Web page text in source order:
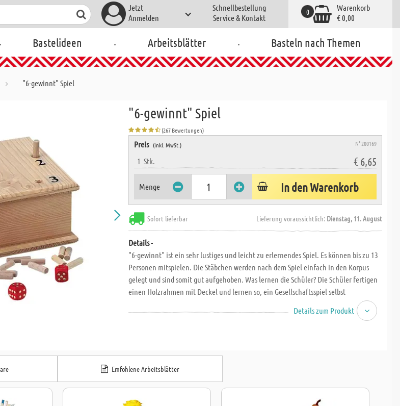
Jetzt
Anmelden
Schnellbestellung
Service & Kontakt
Warenkorb
€ 0,00
0
. Bastelideen . Arbeitsblätter . Basteln nach Themen
"6-gewinnt" Spiel
"6-gewinnt" Spiel
(267 Bewertungen)
Preis (inkl. MwSt.) N° 200169
1Stk. € 6,65
Menge In den Warenkorb
Sofort lieferbar Lieferung voraussichtlich: Dienstag, 11. August
Details -
"6-gewinnt" ist ein sehr lustiges und leicht zu erlernendes Spiel. Es können bis zu 13
Personen mitspielen. Die Stäbchen werden nach dem Spiel einfach in den Korpus
gelegt und sind somit gut aufgehoben. Was lernen die Schüler? Die Schüler fertigen
einen Holzrahmen mit Deckel und lernen so, ein Gesellschaftsspiel selbst
herzustellen. Der Bausatz enthält neben einer ausführlichen Bauanleitung mit
Zeichnungen M 1:1 und M 1:2 auch die Spielanleitung. Alle Teile sind aus massivem
Details zum Produkt
Emfohlene Arbeitsblätter